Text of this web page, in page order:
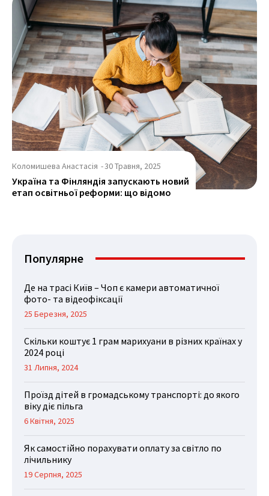
Коломишева Анастасія -30 Травня, 2025
Україна та Фінляндія запускають новий
етап освітньої реформи: що відомо
Популярне
Де на трасі Київ – Чоп є камери автоматичної
фото- та відеофіксації
25 Березня, 2025
Скільки коштує 1 грам марихуани в різних країнах у
2024 році
31 Липня, 2024
Проїзд дітей в громадському транспорті: до якого
віку діє пільга
6 Квітня, 2025
Як самостійно порахувати оплату за світло по
лічильнику
19 Серпня, 2025